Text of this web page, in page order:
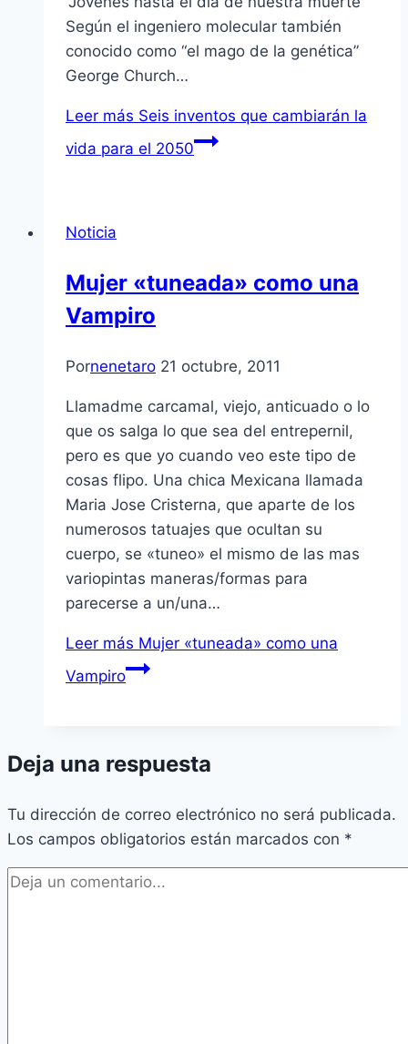
Según el ingeniero molecular también
conocido como “el mago de la genética”
George Church…
Leer más Seis inventos que cambiarán la
vida para el 2050
Noticia
Mujer «tuneada» como una
Vampiro
Pornenetaro 21 octubre, 2011
Llamadme carcamal, viejo, anticuado o lo
que os salga lo que sea del entrepernil,
pero es que yo cuando veo este tipo de
cosas flipo. Una chica Mexicana llamada
Maria Jose Cristerna, que aparte de los
numerosos tatuajes que ocultan su
cuerpo, se «tuneo» el mismo de las mas
variopintas maneras/formas para
parecerse a un/una…
Leer más Mujer «tuneada» como una
Vampiro
Deja una respuesta
Tu dirección de correo electrónico no será publicada.
Los campos obligatorios están marcados con *